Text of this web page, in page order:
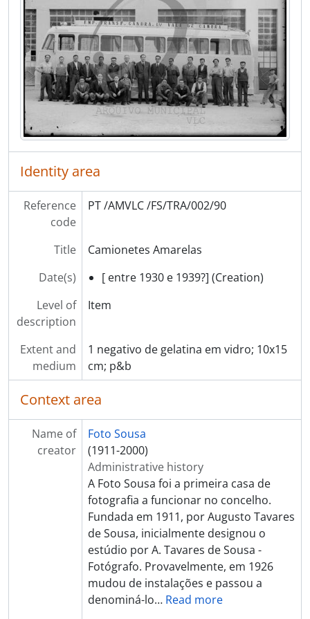
Identity area
Reference
code
PT /AMVLC /FS/TRA/002/90
Title
Camionetes Amarelas
Date(s)
[ entre 1930 e 1939?] (Creation)
Level of
description
Item
Extent and
medium
1 negativo de gelatina em vidro; 10x15
cm; p&b
Context area
Name of
creator
Foto Sousa
(1911-2000)
Administrative history
A Foto Sousa foi a primeira casa de
fotografia a funcionar no concelho.
Fundada em 1911, por Augusto Tavares
de Sousa, inicialmente designou o
estúdio por A. Tavares de Sousa -
Fotógrafo. Provavelmente, em 1926
mudou de instalações e passou a
denominá-lo… Read more